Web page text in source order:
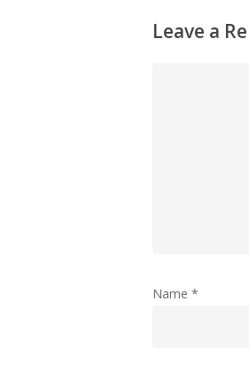
Leave a
Name *